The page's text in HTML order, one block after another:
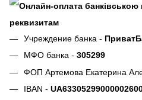
реквизитам
Учреждение банка -
МФО банка - 305299
ФОП Артемова Екатерина
IBAN -